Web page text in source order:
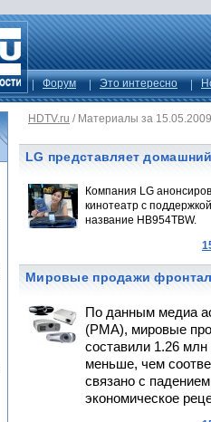
Форум Это интересно
HDTV.ru / Материалы за 15.05.2009
LG представляет
Компания LG
кинотеатр с
название HB954TBW.
Мировые продажи
По данным медиа
(PMA), мировые
составили 1.26 млн
меньше, чем
связано с
экономическое